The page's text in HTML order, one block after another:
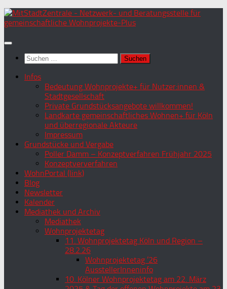
Zum
Inhalt
Suchen
nach:
Infos
Bedeutung Wohnprojekte+ für Nutzer:innen &
Stadtgesellschaft
Private Grundstücksangebote willkommen!
Landkarte gemeinschaftliches Wohnen+ für Köln
und überregionale Akteure
Impressum
Grundstücke und Vergabe
Poller Damm – Konzeptverfahren Frühjahr 2025
Konzeptververfahren
WohnPortal (link)
Blog
Newsletter
Kalender
Mediathek und Archiv
Mediathek
Wohnprojektetag
11. Wohnprojektetag Köln und Region –
28.2.26
Wohnprojektetag ’26
AusstellerInneninfo
10. Kölner Wohnprojektetag am 22. März